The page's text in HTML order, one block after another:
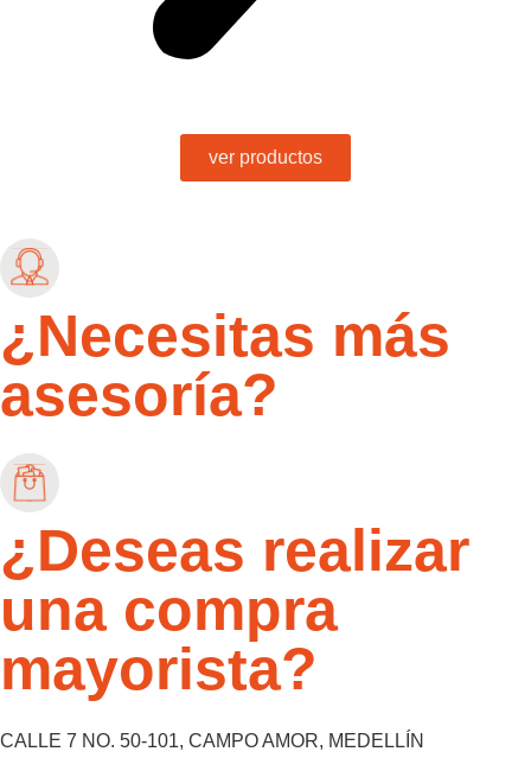
ver productos
¿Necesitas más
asesoría?
¿Deseas realizar
una compra
mayorista?
CALLE 7 NO. 50-101, CAMPO AMOR, MEDELLÍN